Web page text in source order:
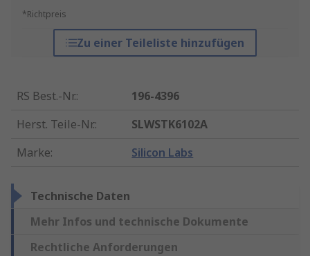
*Richtpreis
Zu einer Teileliste hinzufügen
RS Best.-Nr.:
196-4396
Herst. Teile-Nr.:
SLWSTK6102A
Marke: Silicon Labs
Technische Daten
Mehr Infos und technische Dokumente
Rechtliche Anforderungen